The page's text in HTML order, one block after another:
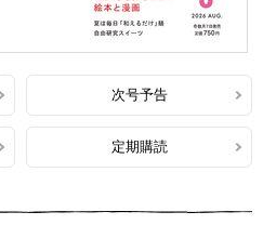
次号予告
定期購読